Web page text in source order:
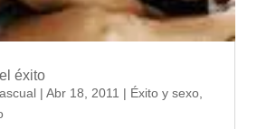
éxito
| Abr 18, 2011 | Éxito y sexo,